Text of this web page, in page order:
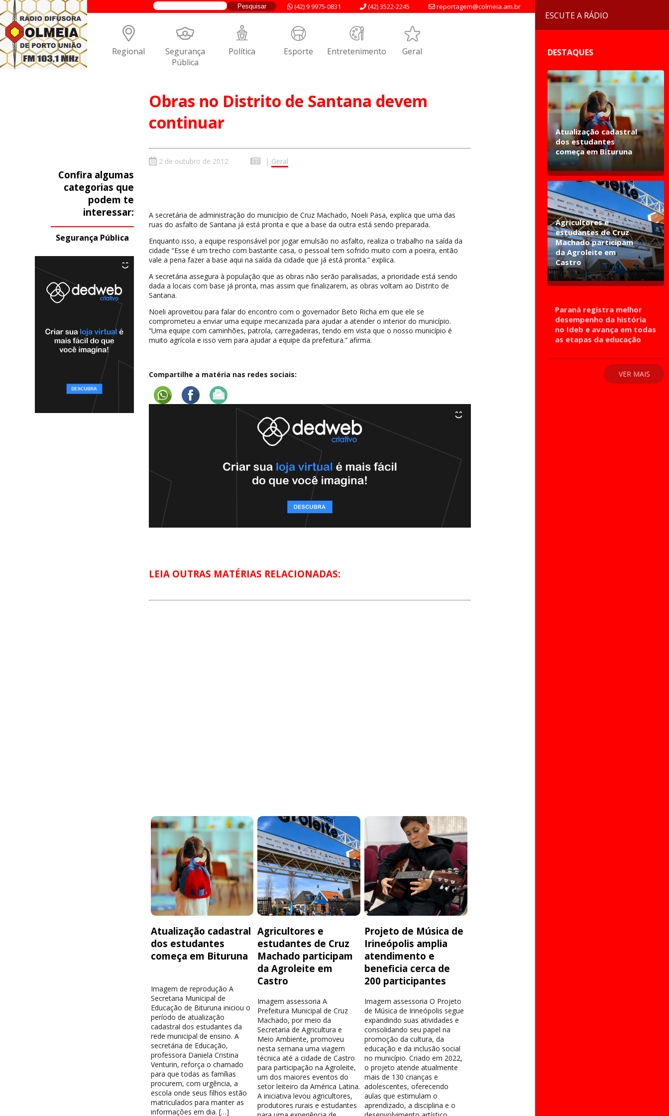
reportagem@colmeia.am.br
(42) 3522-2245
(42) 9 9975-0831
Regional Segurança
Pública
Política Esporte Entretenimento Geral
Obras no Distrito de Santana devem
continuar
Confira algumas
categorias que
podem te
interessar:
Segurança Pública
2 de outubro de 2012 | Geral
A secretária de administração do município de Cruz Machado, Noeli Pasa, explica que uma das
ruas do asfalto de Santana já está pronta e que a base da outra está sendo preparada.
Enquanto isso, a equipe responsável por jogar emulsão no asfalto, realiza o trabalho na saída da
cidade “Esse é um trecho com bastante casa, o pessoal tem sofrido muito com a poeira, então
vale a pena fazer a base aqui na saída da cidade que já está pronta.” explica.
A secretária assegura à população que as obras não serão paralisadas, a prioridade está sendo
dada a locais com base já pronta, mas assim que finalizarem, as obras voltam ao Distrito de
Santana.
Noeli aproveitou para falar do encontro com o governador Beto Richa em que ele se
comprometeu a enviar uma equipe mecanizada para ajudar a atender o interior do município.
“Uma equipe com caminhões, patrola, carregadeiras, tendo em vista que o nosso município é
muito agrícola e isso vem para ajudar a equipe da prefeitura.” afirma.
Compartilhe a matéria nas redes sociais:
LEIA OUTRAS MATÉRIAS RELACIONADAS:
Atualização cadastral
dos estudantes
começa em Bituruna
Imagem de reprodução A
Secretaria Municipal de
Educação de Bituruna iniciou o
período de atualização
cadastral dos estudantes da
rede municipal de ensino. A
secretária de Educação,
professora Daniela Cristina
Venturin, reforça o chamado
para que todas as famílias
procurem, com urgência, a
escola onde seus filhos estão
matriculados para manter as
informações em dia. […]
Agricultores e
estudantes de Cruz
Machado participam
da Agroleite em
Castro
Imagem assessoria A
Prefeitura Municipal de Cruz
Machado, por meio da
Secretaria de Agricultura e
Meio Ambiente, promoveu
nesta semana uma viagem
técnica até a cidade de Castro
para participação na Agroleite,
um dos maiores eventos do
setor leiteiro da América Latina.
A iniciativa levou agricultores,
produtores rurais e estudantes
Projeto de Música de
Irineópolis amplia
atendimento e
beneficia cerca de
200 participantes
Imagem assessoria O Projeto
de Música de Irineópolis segue
expandindo suas atividades e
consolidando seu papel na
promoção da cultura, da
educação e da inclusão social
no município. Criado em 2022,
o projeto atende atualmente
mais de 130 crianças e
adolescentes, oferecendo
aulas que estimulam o
aprendizado, a disciplina e o
ESCUTE A RÁDIO
DESTAQUES
Atualização cadastral
dos estudantes
começa em Bituruna
Agricultores e
estudantes de Cruz
Machado participam
da Agroleite em
Castro
Paraná registra melhor
desempenho da história
no Ideb e avança em todas
as etapas da educação
VER MAIS